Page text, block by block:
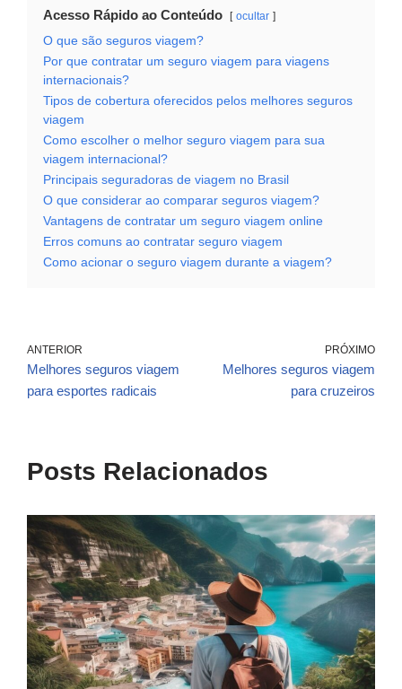
Acesso Rápido ao Conteúdo ocultar
O que são seguros viagem?
Por que contratar um seguro viagem para viagens
internacionais?
Tipos de cobertura oferecidos pelos melhores seguros
viagem
Como escolher o melhor seguro viagem para sua
viagem internacional?
Principais seguradoras de viagem no Brasil
O que considerar ao comparar seguros viagem?
Vantagens de contratar um seguro viagem online
Erros comuns ao contratar seguro viagem
Como acionar o seguro viagem durante a viagem?
ANTERIOR
Melhores seguros viagem
para esportes radicais
PRÓXIMO
Melhores seguros viagem
para cruzeiros
Posts Relacionados